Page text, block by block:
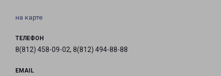
на карте
ТЕЛЕФОН
8(812) 458-09-02, 8(812) 494-88-88
EMAIL